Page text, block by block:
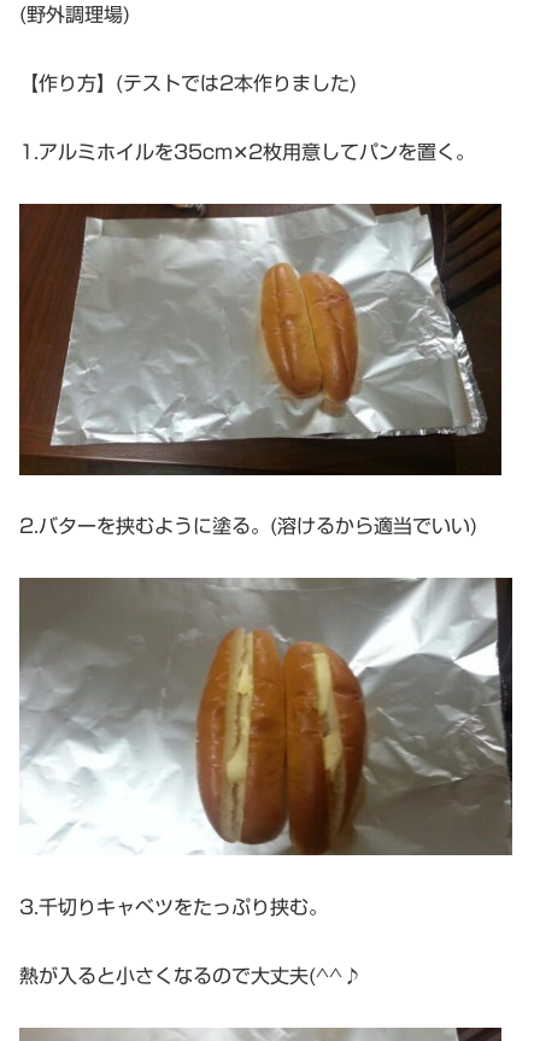
(野外調理場)
【作り方】(テストでは2本作りました)
1.アルミホイルを35cm✕2枚用意してパンを置く。
2.バターを挟むように塗る。(溶けるから適当でいい)
3.千切りキャベツをたっぷり挟む。
熱が入ると小さくなるので大丈夫(^^♪